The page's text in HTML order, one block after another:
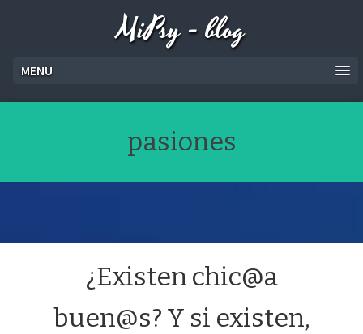
MiPsy - blog
MENU
pasiones
¿Existen chic@a
buen@s? Y si existen,